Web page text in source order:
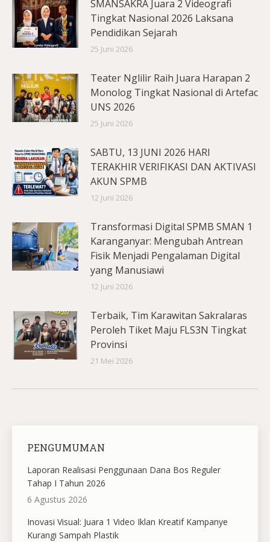
SMANSAKRA Juara 2 Videografi
Tingkat Nasional 2026 Laksana
Pendidikan Sejarah
25 Juni 2026
Teater Nglilir Raih Juara Harapan 2
Monolog Tingkat Nasional di Artefac
UNS 2026
25 Juni 2026
SABTU, 13 JUNI 2026 HARI
TERAKHIR VERIFIKASI DAN AKTIVASI
AKUN SPMB
12 Juni 2026
Transformasi Digital SPMB SMAN 1
Karanganyar: Mengubah Antrean
Fisik Menjadi Pengalaman Digital
yang Manusiawi
12 Juni 2026
Terbaik, Tim Karawitan Sakralaras
Peroleh Tiket Maju FLS3N Tingkat
Provinsi
21 Mei 2026
PENGUMUMAN
Laporan Realisasi Penggunaan Dana Bos Reguler
Tahap I Tahun 2026
6 Agustus 2026
Inovasi Visual: Juara 1 Video Iklan Kreatif Kampanye
Kurangi Sampah Plastik